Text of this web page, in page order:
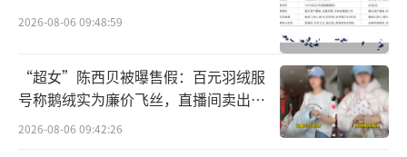
上世纪90年代，姜照柏通过上海长途客运
总站和南汇体育中心项目掘得第一桶金。其
后，左手地产，右手资本，先后拿下鹏欣资
源、鹏都农牧、国中水务以及润中国际控股（0
0202.HK）等4家上市企业。
2026-08-06 09:48:59
“超女”陈西贝被曝售假：百元羽绒服
号称鹅绒实为廉价飞丝，直播间卖出超
百万元
2026-08-06 09:42:26